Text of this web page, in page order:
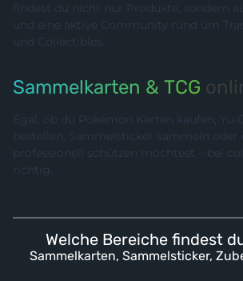
findest du nicht nur Produkte, sondern
und eine aktive Community rund um
und Collectibles.
Sammelkarten & TCG
Egal, ob du Pokémon Karten kaufen, Yu-
bestellen, Sammelsticker sammeln oder
professionell schützen möchtest – bei
richtig.
Welche Bereiche findest
Sammelkarten, Sammelsticker,